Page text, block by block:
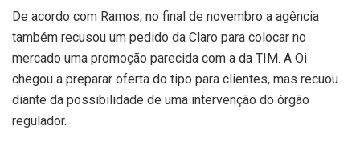
De acordo com Ramos, no final de novembro a agência
também recusou um pedido da Claro para colocar no
mercado uma promoção parecida com a da TIM. A Oi
chegou a preparar oferta do tipo para clientes, mas recuou
diante da possibilidade de uma intervenção do órgão
regulador.